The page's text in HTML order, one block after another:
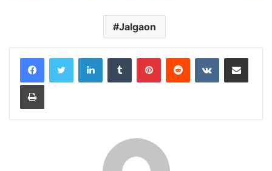
Jalgaon
LinkedInTumblr PinterestReddit VKontakteShare via Email
Print